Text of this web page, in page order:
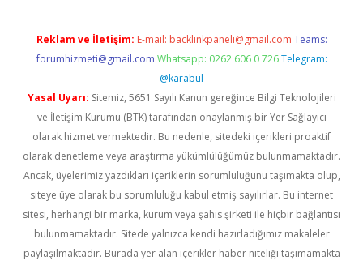
Reklam ve İletişim: E-mail: backlinkpaneli@gmail.com Teams:
forumhizmeti@gmail.com Whatsapp: 0262 606 0 726 Telegram:
@karabul
Yasal Uyarı: Sitemiz, 5651 Sayılı Kanun gereğince Bilgi Teknolojileri
ve İletişim Kurumu (BTK) tarafından onaylanmış bir Yer Sağlayıcı
olarak hizmet vermektedir. Bu nedenle, sitedeki içerikleri proaktif
olarak denetleme veya araştırma yükümlülüğümüz bulunmamaktadır.
Ancak, üyelerimiz yazdıkları içeriklerin sorumluluğunu taşımakta olup,
siteye üye olarak bu sorumluluğu kabul etmiş sayılırlar. Bu internet
sitesi, herhangi bir marka, kurum veya şahıs şirketi ile hiçbir bağlantısı
bulunmamaktadır. Sitede yalnızca kendi hazırladığımız makaleler
paylaşılmaktadır. Burada yer alan içerikler haber niteliği taşımamakta